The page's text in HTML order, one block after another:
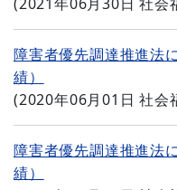
障害者優先調達推進法
績）
(2020年06月01日 社会
障害者優先調達推進法
績）